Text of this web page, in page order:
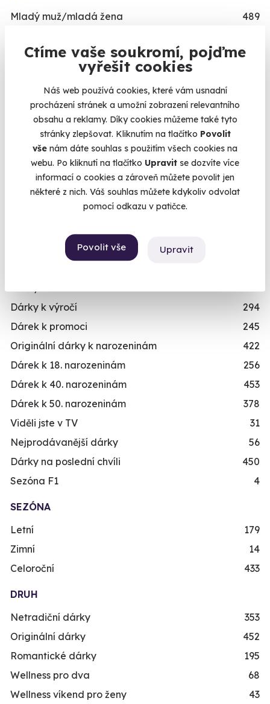
Ctíme vaše soukromí, pojďme
vyřešit cookies
Náš web používá cookies, které vám usnadní
procházení stránek a umožní zobrazení relevantního
obsahu a reklamy. Díky cookies můžeme také tyto
stránky zlepšovat. Kliknutím na tlačítko Povolit
vše nám dáte souhlas s použitím všech cookies na
webu. Po kliknutí na tlačítko Upravit se dozvíte více
informací o cookies a zároveň můžete povolit jen
některé z nich. Váš souhlas můžete kdykoliv odvolat
pomocí odkazu v patičce.
Povolit vše Upravit
Mladý muž/mladá žena
489
Třicátník/třicátnice
535
Ještě není v důchodu/V nejlepších letech
Dědeček/babička
Dítě/dítko
Relaxační zážitky
Adrenalinové zážitky
Dárky k výročí
294
Dárek k promoci
245
Originální dárky k narozeninám
422
Dárek k 18. narozeninám
256
Dárek k 40. narozeninám
453
Dárek k 50. narozeninám
378
Viděli jste v TV
31
Nejprodávanější dárky
56
Dárky na poslední chvíli
450
Sezóna F1
4
SEZÓNA
Letní
179
Zimní
14
Celoroční
433
DRUH
Netradiční dárky
353
Originální dárky
452
Romantické dárky
195
Wellness pro dva
68
Wellness víkend pro ženy
43